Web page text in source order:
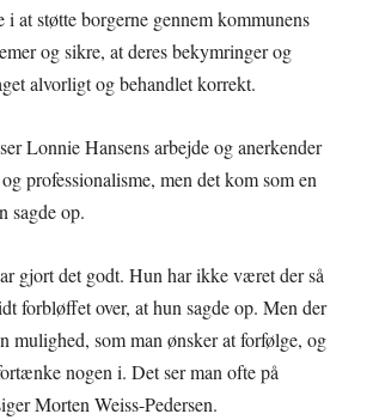
at støtte borgerne gennem kommunens
og sikre, at deres bekymringer og
alvorligt og behandlet korrekt.
Lonnie Hansens arbejde og anerkender
professionalisme, men det kom som en
sagde op.
gjort det godt. Hun har ikke været der så
forbløffet over, at hun sagde op. Men der
mulighed, som man ønsker at forfølge, og
nogen i. Det ser man ofte på
Morten Weiss-Pedersen.